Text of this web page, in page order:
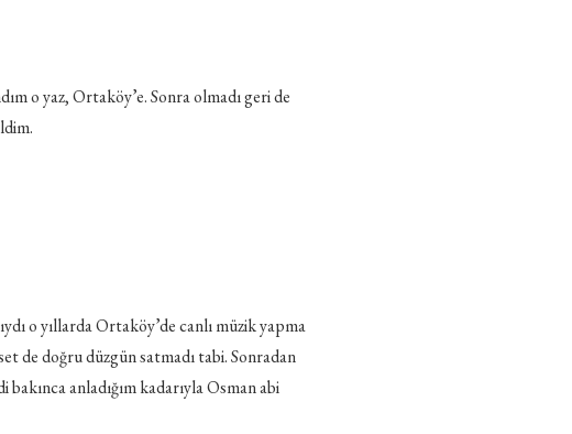
o yaz, Ortaköy’e. Sonra olmadı geri de
o yıllarda Ortaköy’de canlı müzik yapma
de doğru düzgün satmadı tabi. Sonradan
anladığım kadarıyla Osman abi